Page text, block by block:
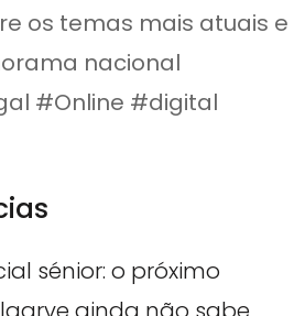
os temas mais atuais e
nacional
#Online #digital
sénior: o próximo